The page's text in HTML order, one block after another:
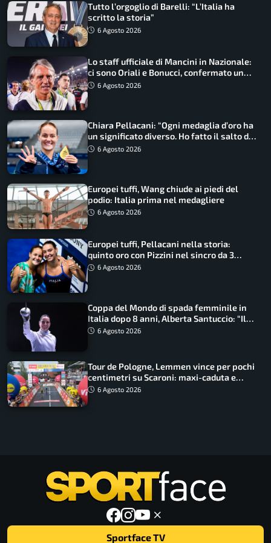
Tutto l’orgoglio di Barelli: “L’Italia ha
scritto la storia”
6 Agosto 2026
Lo staff ufficiale di Mancini in Nazionale:
ci sono Oriali e Bonucci, confermato un
ritorno
6 Agosto 2026
Chiara Pellacani: “Ogni medaglia d’oro ha
un significato diverso. Ho fatto il salto di
qualità”
6 Agosto 2026
Europei tuffi, Wang chiude ai piedi del
podio: Italia prima nel medagliere
6 Agosto 2026
Europei tuffi, Pellacani nella storia:
quinto oro con Pizzini nel sincro da 3
metri
6 Agosto 2026
Coppa del Mondo di spada femminile in
Italia dopo 8 anni, Alberta Santuccio: “Il
lavoro dà sempre i suoi frutti”
6 Agosto 2026
Tour de Pologne, Lemmen vince per pochi
centimetri su Scaroni: maxi-caduta e
tappa accorciata
6 Agosto 2026
Sportface TV